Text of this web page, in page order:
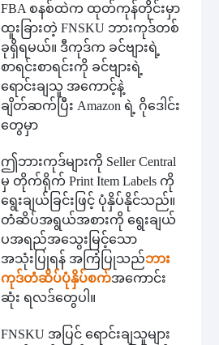
FBA စနစ်ထဲက ထုတ်ကုန်တိုင်းမှာ
ထူးခြားတဲ့ FNSKU ဘားကုဒ်တစ်
ခုရှိရမယ်။ ဒီကုဒ်က ခင်ဗျားရဲ့
စာရင်းစာရင်းကို ခင်ဗျားရဲ့
ရောင်းချသူ အကောင့်နဲ့
ချိတ်ဆက်ပြီး Amazon ရဲ့ ဂိုဒေါင်း
တွေမှာ
ဤဘားကုဒ်များကို Seller Central
မှ တိုက်ရိုက် Print Item Labels ကို
ရွေးချယ်ခြင်းဖြင့် ပုံနှိပ်နိုင်သည်။
တံဆိပ်အရွယ်အစားကို ရွေးချယ်
ပအရည်အသွေးမြင့်သော
အသုံးပြုရန် အကြံပြုသည်ဘား
ကုဒ်တံဆိပ်ပုံနှိပ်စက်အကောင်း
ဆုံး ရလဒ်တွေပါ။
FNSKU အပြင် ရောင်းချသူများ